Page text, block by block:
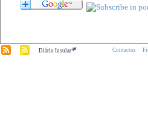
Diário Insular.pt Contactos